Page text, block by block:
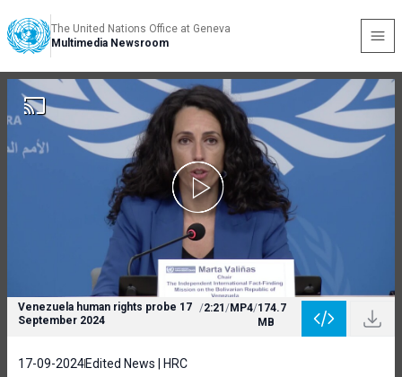
The United Nations Office at Geneva
Multimedia Newsroom
Venezuela human rights probe 17
September 2024
/2:21 /MP4/174.7
MB
17-09-2024Edited News | HRC